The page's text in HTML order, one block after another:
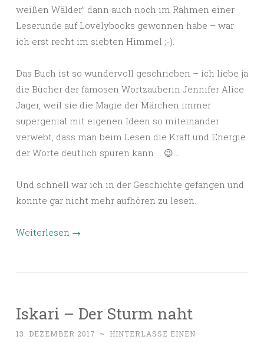
weißen Wälder” dann auch noch im Rahmen einer
Leserunde auf Lovelybooks gewonnen habe – war
ich erst recht im siebten Himmel ;-).
Das Buch ist so wundervoll geschrieben – ich liebe ja
die Bücher der famosen Wortzauberin Jennifer Alice
Jager, weil sie die Magie der Märchen immer
supergenial mit eigenen Ideen so miteinander
verwebt, dass man beim Lesen die Kraft und Energie
der Worte deutlich spüren kann … 😉 …
Und schnell war ich in der Geschichte gefangen und
konnte gar nicht mehr aufhören zu lesen.
Weiterlesen →
Iskari – Der Sturm naht
13. DEZEMBER 2017 ~
HINTERLASSE EINEN